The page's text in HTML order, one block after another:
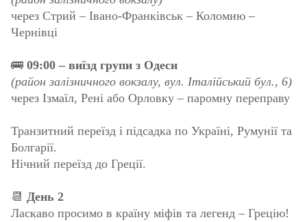
через Стрий – Івано-Франківськ – Коломию –
Чернівці
🚌 09:00 – виїзд групи з Одеси
(район залізничного вокзалу, вул. Італійський бул., 6)
через Ізмаїл, Рені або Орловку – паромну переправу
Транзитний переїзд і підсадка по Україні, Румунії та
Болгарії.
Нічний переїзд до Греції.
📆 День 2
Ласкаво просимо в країну міфів та легенд – Грецію!